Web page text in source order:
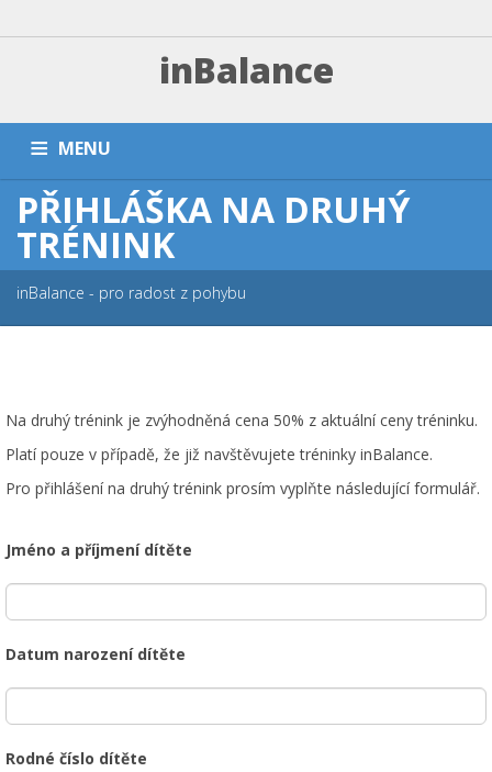
inBalance
MENU
DOMŮ TRÉNINKY A PLATBA ZÁVODNÍ SEKCE
PŘÍMĚŠŤÁKY A KEMPY
KONTAKT
PŘIHLÁŠKA NA DRUHÝ
TRÉNINK
inBalance - pro radost z pohybu
Na druhý trénink je zvýhodněná cena 50% z aktuální ceny tréninku.
Platí pouze v případě, že již navštěvujete tréninky inBalance.
Pro přihlášení na druhý trénink prosím vyplňte následující formulář.
Jméno a příjmení dítěte
Datum narození dítěte
Rodné číslo dítěte